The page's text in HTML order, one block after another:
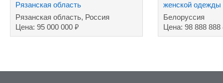
Рязанская область
Рязанская область, Россия
Цена: 95 000 000 ₽
женской
производством
Белоруссия
Цена: 98 888 888